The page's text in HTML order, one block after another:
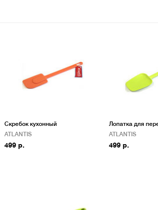
Скребок кухонный
ATLANTIS
499 р.
Лопатка для
ATLANTIS
499 р.